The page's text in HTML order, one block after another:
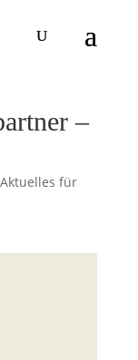
–
Aktuelles für